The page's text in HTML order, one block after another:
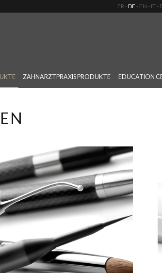
FR DE EN IT
ZAHNARZTPRAXIS PRODUKTE EDUCATION